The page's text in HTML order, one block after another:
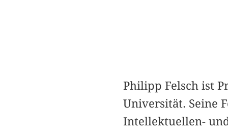
Philipp Felsch ist
Universität. Seine
Intellektuellen-